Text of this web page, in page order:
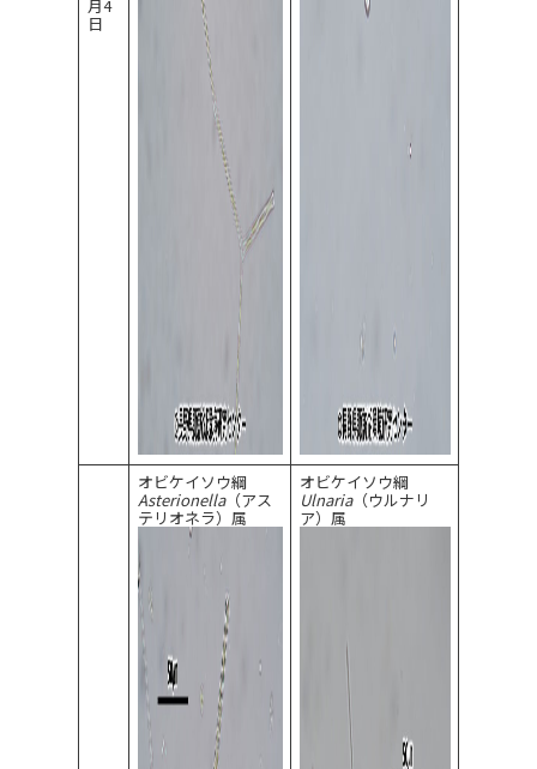
月4
日
オビケイソウ綱
Asterionella（アス
テリオネラ）属
オビケイソウ綱
Ulnaria（ウルナリ
ア）属